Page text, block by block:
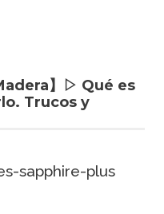
】▷ Qué es
Trucos y